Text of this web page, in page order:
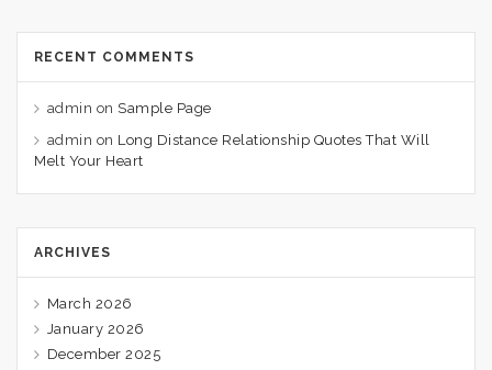
RECENT COMMENTS
admin on Sample Page
admin on Long Distance Relationship Quotes That Will
Melt Your Heart
ARCHIVES
March 2026
January 2026
December 2025